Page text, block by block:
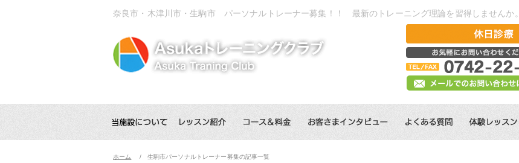
奈良市・木津川市・生駒市 パーソナルトレーナー募集！！ 最新のトレーニング理論を習得しませんか。
ホーム 生駒市パーソナルトレーナー募集の記事一覧